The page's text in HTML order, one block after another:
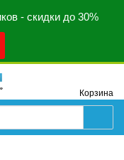
- скидки до 30%
Корзина